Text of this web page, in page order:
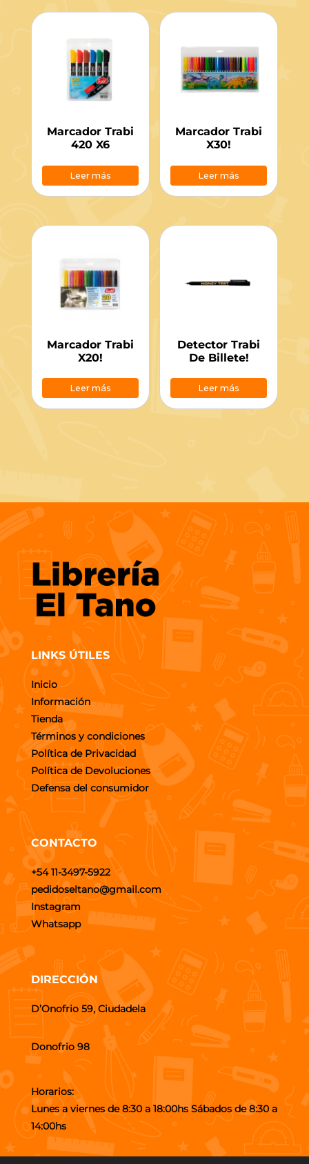
Marcador Trabi
420 X6
Leer más
Marcador Trabi
X30!
Leer más
Marcador Trabi
X20!
Leer más
Detector Trabi
De Billete!
Leer más
LINKS ÚTILES
Inicio
Información
Tienda
Términos y condiciones
Política de Privacidad
Política de Devoluciones
Defensa del consumidor
CONTACTO
+54 11-3497-5922
pedidoseltano@gmail.com
Instagram
Whatsapp
DIRECCIÓN
D’Onofrio 59, Ciudadela
Donofrio 98
Horarios:
Lunes a viernes de 8:30 a 18:00hs Sábados de 8:30 a
14:00hs